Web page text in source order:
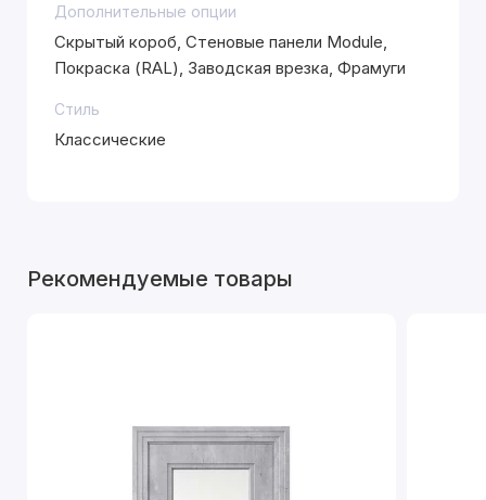
Дополнительные опции
Скрытый короб, Стеновые панели Module,
Покраска (RAL), Заводская врезка, Фрамуги
Стиль
Классические
Рекомендуемые товары